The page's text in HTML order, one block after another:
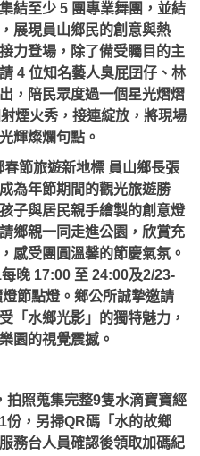
結至少 5 團專業舞團，並結
展現員山鄉民的創意與熱
力登場，除了備受矚目的主
4 位知名藝人臭屁囝仔、林
，陪民眾度過一個星光熠熠
煙火秀，接連綻放，將現場
輝燦爛句點。
節旅遊新地標 員山鄉長張
為年節期間的觀光旅遊勝
子與居民親手繪製的創意燈
鄉親一同走進公園，欣賞充
感受團圓溫馨的節慶氣氛。
晚 17:00 至 24:00及2/23-
節點燈。鄉公所誠摯邀請
「水鄉光影」的獨特魅力，
園的視覺震撼。
拍照蒐集完整9隻水滴寶寶經
份，另掃QR碼「水的故鄉
務台人員確認後領取加碼紀